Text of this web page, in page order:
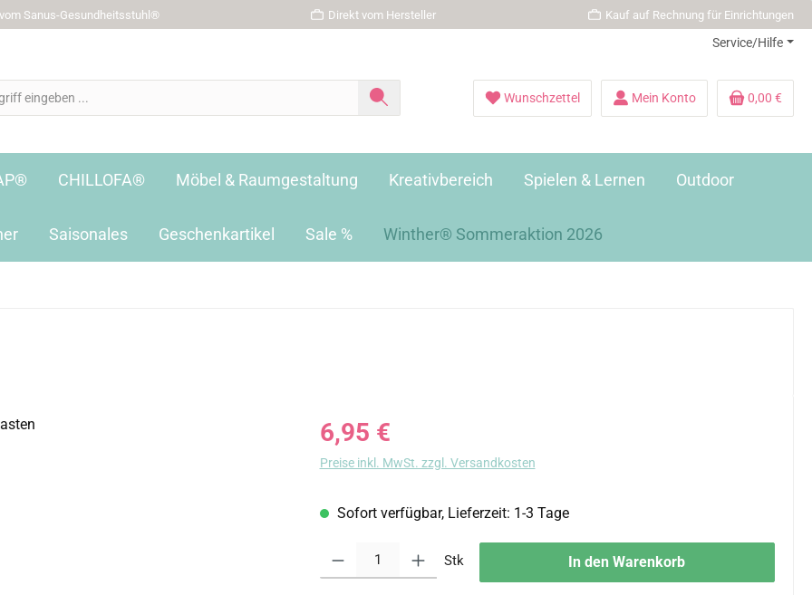
Sanus-Gesundheitsstuhl® Direkt vom Hersteller Kauf auf Rechnung für Einrichtungen
Service/Hilfe
Wunschzettel Mein Konto 0,00 €
CHILLOFA® Möbel & Raumgestaltung Kreativbereich Spielen & Lernen Outdoor
Saisonales Geschenkartikel Sale % Winther® Sommeraktion 2026
Regulärer Preis:
6,95 €
Preise inkl. MwSt. zzgl. Versandkosten
Sofort verfügbar, Lieferzeit: 1-3 Tage
Stk In den Warenkorb